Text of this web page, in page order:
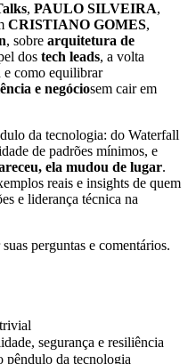
, PAULO SILVEIRA,
CRISTIANO GOMES,
, sobre arquitetura de
dos tech leads, a volta
e como equilibrar
e negóciosem cair em
da tecnologia: do Waterfall
de padrões mínimos, e
ela mudou de lugar.
reais e insights de quem
e liderança técnica na
perguntas e comentários.
segurança e resiliência
da tecnologia